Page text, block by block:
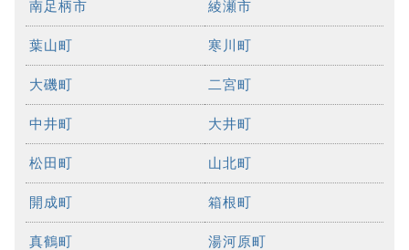
南足柄市 綾瀬市
葉山町 寒川町
大磯町 二宮町
中井町 大井町
松田町 山北町
開成町 箱根町
真鶴町 湯河原町